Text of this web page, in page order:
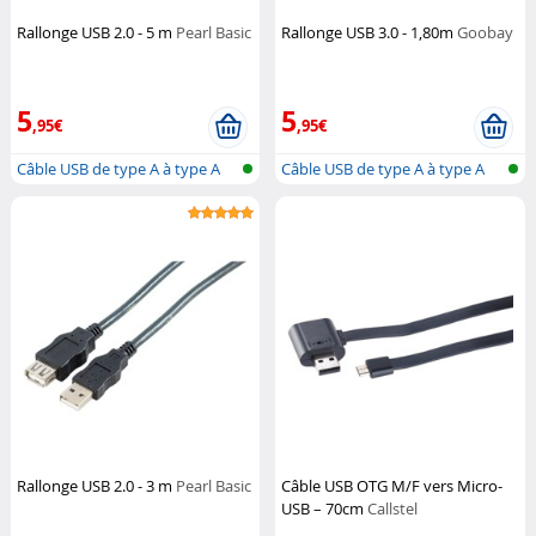
Rallonge USB 2.0 - 5 m Pearl Basic
5,95€
Câble USB de type A à type A
Rallonge USB 3.0 - 1,80mGoobay
5,95€
Câble USB de type A à type A
Rallonge USB 2.0 - 3 m Pearl Basic
Câble USB OTG M/F vers Micro-
USB – 70cmCallstel